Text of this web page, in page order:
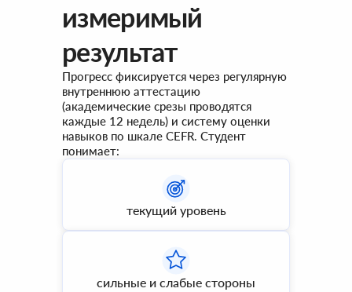
измеримый
результат
Прогресс фиксируется через регулярную
внутреннюю аттестацию
(академические срезы проводятся
каждые 12 недель) и систему оценки
навыков по шкале CEFR. Студент
понимает:
текущий уровень
сильные и слабые стороны